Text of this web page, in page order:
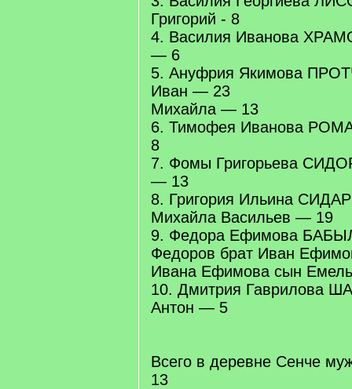
Григорий - 8
4. Василия Иванова
— 6
5. Ануфрия Якимова
Иван — 23
Михайла — 13
6. Тимофея Иванова
8
7. Фомы Григорьева
— 13
8. Григория Ильина
Михайла Васильев — 19
9. Федора Ефимова
Федоров брат Иван
Ивана Ефимова сын
10. Дмитрия Гаврилова
Антон — 5
Всего в деревне Сенче
13